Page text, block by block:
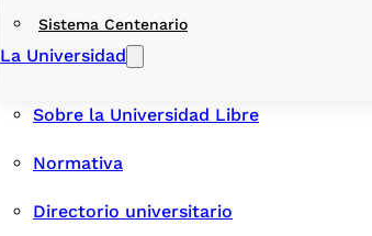
Sistema Centenario
La Universidad
Sobre la Universidad Libre
Normativa
Directorio universitario